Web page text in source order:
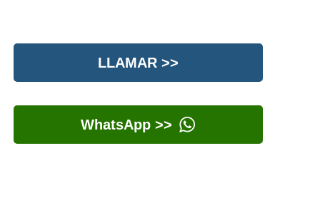
LLAMAR >>
WhatsApp >>